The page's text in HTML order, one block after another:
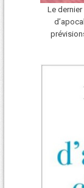
Le dernier